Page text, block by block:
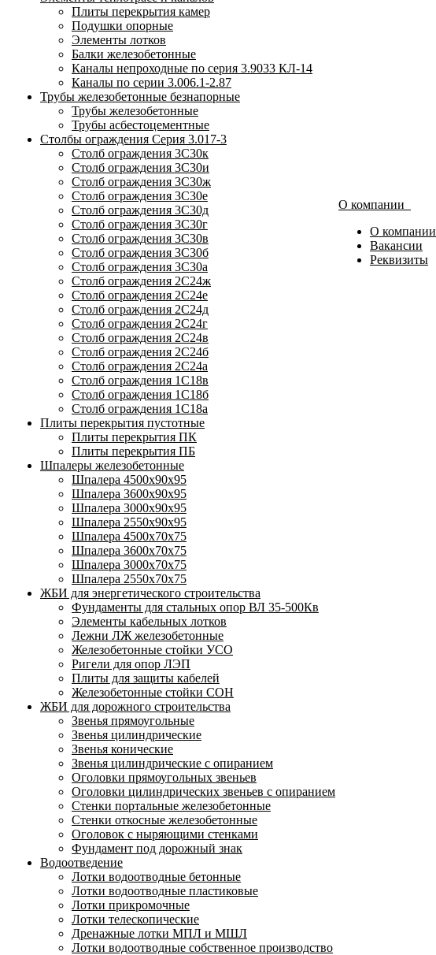
Плиты перекрытия камер
Подушки опорные
Элементы лотков
Балки железобетонные
Каналы непроходные по серия 3.9033 КЛ-14
Каналы по серии 3.006.1-2.87
Трубы железобетонные безнапорные
Трубы железобетонные
Трубы асбестоцементные
Столбы ограждения Серия 3.017-3
Столб ограждения 3С30к
Столб ограждения 3С30и
Столб ограждения 3С30ж
Столб ограждения 3С30е
Столб ограждения 3С30д
Столб ограждения 3С30г
Столб ограждения 3С30в
Столб ограждения 3С30б
Столб ограждения 3С30а
Столб ограждения 2С24ж
Столб ограждения 2С24е
Столб ограждения 2С24д
Столб ограждения 2С24г
Столб ограждения 2С24в
Столб ограждения 2С24б
Столб ограждения 2С24а
Столб ограждения 1С18в
Столб ограждения 1С18б
Столб ограждения 1С18а
Плиты перекрытия пустотные
Плиты перекрытия ПК
Плиты перекрытия ПБ
Шпалеры железобетонные
Шпалера 4500х90х95
Шпалера 3600х90х95
Шпалера 3000х90х95
Шпалера 2550х90х95
Шпалера 4500х70х75
Шпалера 3600х70х75
Шпалера 3000х70х75
Шпалера 2550х70х75
ЖБИ для энергетического строительства
Фундаменты для стальных опор ВЛ 35-500Кв
Элементы кабельных лотков
Лежни ЛЖ железобетонные
Железобетонные стойки УСО
Ригели для опор ЛЭП
Плиты для защиты кабелей
Железобетонные стойки СОН
ЖБИ для дорожного строительства
Звенья прямоугольные
Звенья цилиндрические
Звенья конические
Звенья цилиндрические с опиранием
Оголовки прямоугольных звеньев
Оголовки цилиндрических звеньев с опиранием
Стенки портальные железобетонные
Стенки откосные железобетонные
Оголовок с ныряющими стенками
Фундамент под дорожный знак
Водоотведение
Лотки водоотводные бетонные
Лотки водоотводные пластиковые
Лотки прикромочные
Лотки телескопические
Дренажные лотки МПЛ и МШЛ
Лотки водоотводные собственное производство
О компании
О компании
Вакансии
Реквизиты